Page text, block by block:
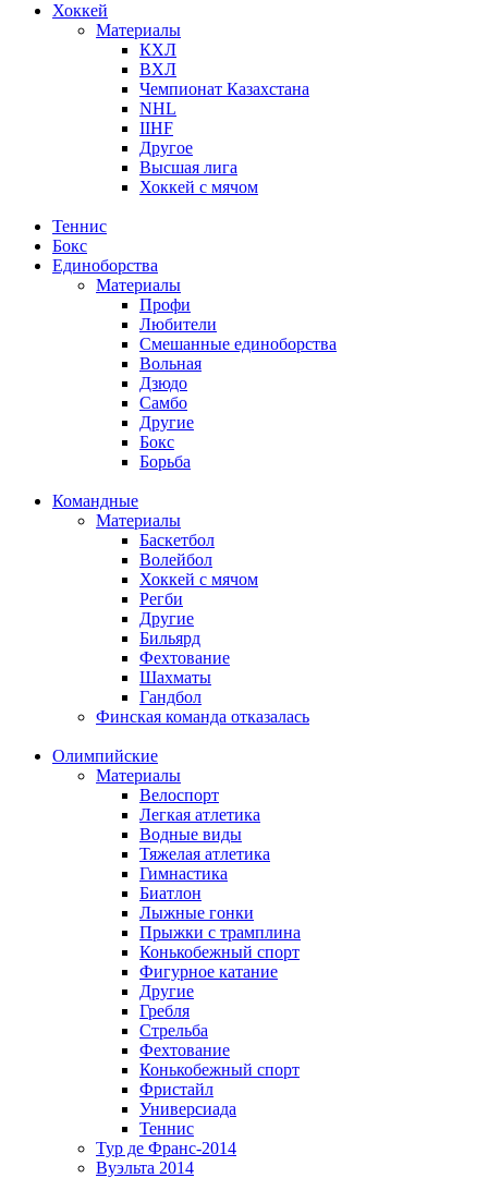
Хоккей
Материалы
КХЛ
ВХЛ
Чемпионат Казахстана
NHL
IIHF
Другое
Высшая лига
Хоккей с мячом
Теннис
Бокс
Единоборства
Материалы
Профи
Любители
Смешанные единоборства
Вольная
Дзюдо
Самбо
Другие
Бокс
Борьба
Командные
Материалы
Баскетбол
Волейбол
Хоккей с мячом
Регби
Другие
Бильярд
Фехтование
Шахматы
Гандбол
Финская команда отказалась
Олимпийские
Материалы
Велоспорт
Легкая атлетика
Водные виды
Тяжелая атлетика
Гимнастика
Биатлон
Лыжные гонки
Прыжки с трамплина
Конькобежный спорт
Фигурное катание
Другие
Гребля
Стрельба
Фехтование
Конькобежный спорт
Фристайл
Универсиада
Теннис
Тур де Франс-2014
Вуэльта 2014